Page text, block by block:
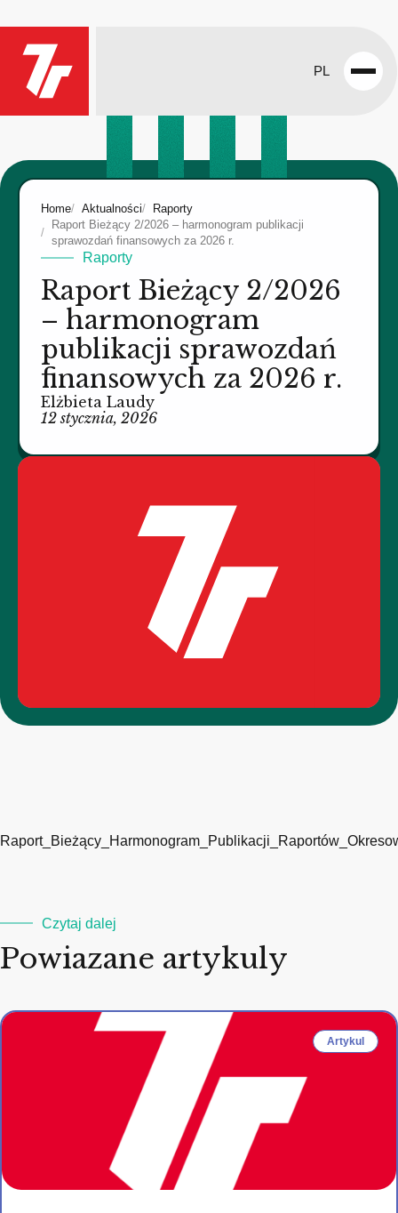
PL
Open
Home Aktualności
Raporty
Raport Bieżący 2/2026 – harmonogram publikacji
sprawozdań finansowych za 2026 r.
Raporty
Raport Bieżący 2/2026
– harmonogram
publikacji sprawozdań
finansowych za 2026 r.
Elżbieta Laudy
12 stycznia, 2026
Czytaj dalej
Powiazane artykuly
Artykul